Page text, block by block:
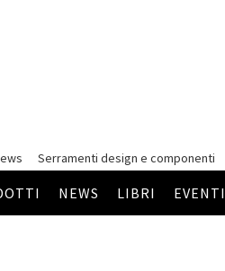
Serramenti design e componenti
NEWS LIBRI EVENTI